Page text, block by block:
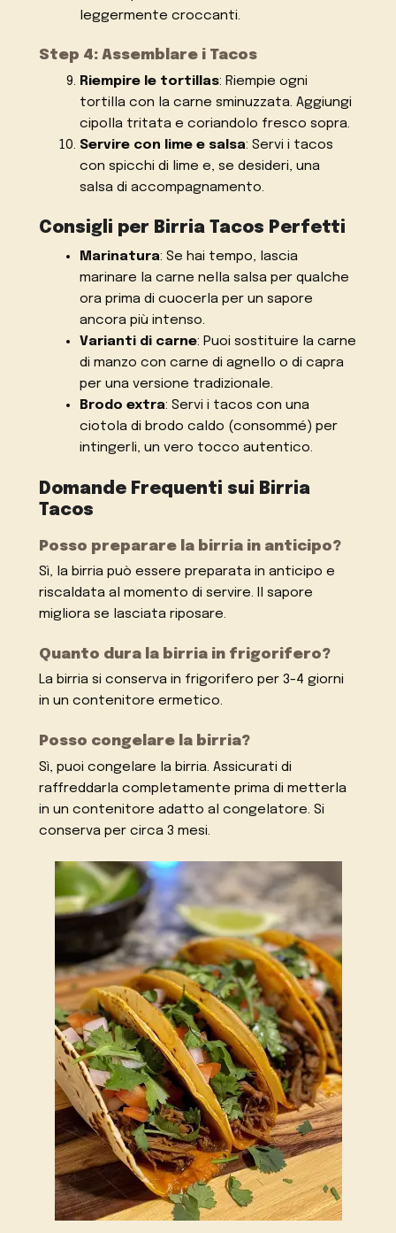
leggermente croccanti.
Step 4: Assemblare i Tacos
Riempire le tortillas: Riempie ogni
tortilla con la carne sminuzzata. Aggiungi
cipolla tritata e coriandolo fresco sopra.
Servire con lime e salsa: Servi i tacos
con spicchi di lime e, se desideri, una
salsa di accompagnamento.
Consigli per Birria Tacos Perfetti
Marinatura: Se hai tempo, lascia
marinare la carne nella salsa per qualche
ora prima di cuocerla per un sapore
ancora più intenso.
Varianti di carne: Puoi sostituire la carne
di manzo con carne di agnello o di capra
per una versione tradizionale.
Brodo extra: Servi i tacos con una
ciotola di brodo caldo (consommé) per
intingerli, un vero tocco autentico.
Domande Frequenti sui Birria
Tacos
Posso preparare la birria in anticipo?
Sì, la birria può essere preparata in anticipo e
riscaldata al momento di servire. Il sapore
migliora se lasciata riposare.
Quanto dura la birria in frigorifero?
La birria si conserva in frigorifero per 3-4 giorni
in un contenitore ermetico.
Posso congelare la birria?
Sì, puoi congelare la birria. Assicurati di
raffreddarla completamente prima di metterla
in un contenitore adatto al congelatore. Si
conserva per circa 3 mesi.